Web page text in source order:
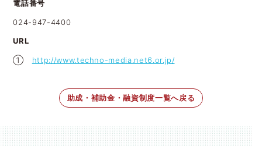
電話番号
024-947-4400
URL
➀ http://www.techno-media.net6.or.jp/
助成・補助金・融資制度一覧へ戻る